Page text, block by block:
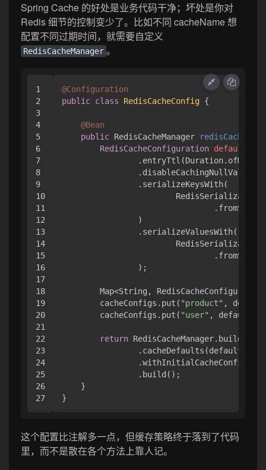
Spring Cache 的好处是业务代码干净；坏处是你对
Redis 细节的控制变少了。比如不同 cacheName 想
配置不同过期时间，就需要自定义
RedisCacheManager 。
1
2
3
4
5
6
7
8
9
10
11
12
13
14
15
16
17
18
19
20
21
22
23
24
25
26
@Configuration
public class RedisCacheConfig {
@Bean
public RedisCacheManager
RedisCacheConfiguration
                .disableCachingNullValues()
                .serializeKeysWith(
                )
                .serializeValuesWith(
                );
Map<String,
        cacheConfigs.put(
"product" ,
        cacheConfigs.put(
"user" ,
return
                .build();
    }
这个配置比注解多一点，但缓存策略终于落到了代码
里，而不是散在各个方法上靠人记。